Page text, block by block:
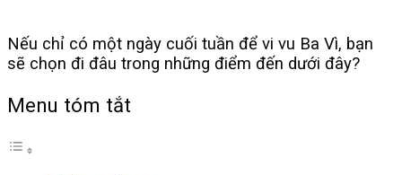
Nếu chỉ có một ngày cuối tuần để vi vu Ba Vì, bạn
sẽ chọn đi đâu trong những điểm đến dưới đây?
Menu tóm tắt